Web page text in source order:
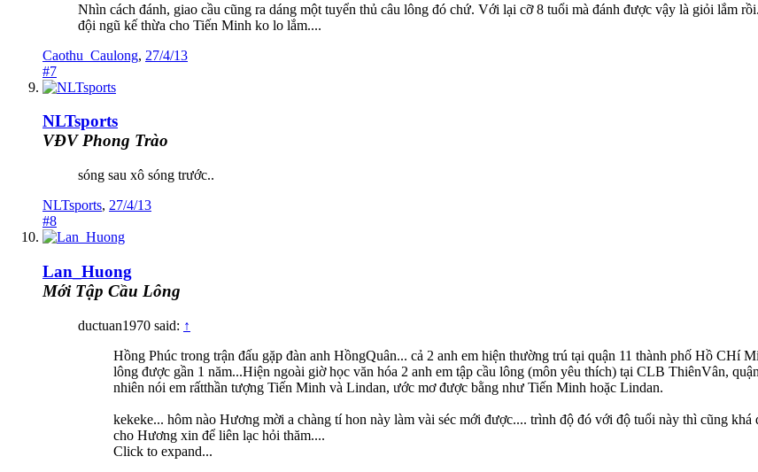
Nhìn cách đánh, giao cầu cũng ra dáng một tuyển thủ câu lông đó chứ. Với lại cỡ 8 tuổi mà đánh được vậy là giỏi lắm
đội ngũ kế thừa cho Tiến Minh ko lo lắm....
Caothu_Caulong, 27/4/13
#7
NLTsports
VĐV Phong Trào
sóng sau xô sóng trước..
NLTsports, 27/4/13
#8
Lan_Huong
Mới Tập Cầu Lông
ductuan1970 said: ↑
Hồng Phúc trong trận đấu gặp đàn anh HồngQuân... cả 2 anh em hiện thường trú tại quận 11 thành phố Hồ CHí
lông được gần 1 năm...Hiện ngoài giờ học văn hóa 2 anh em tập cầu lông (môn yêu thích) tại CLB ThiênVân,
nhiên nói em rấtthần tượng Tiến Minh và Lindan, ước mơ được bằng như Tiến Minh hoặc Lindan.
kekeke... hôm nào Hương mời a chàng tí hon này làm vài séc mới được.... trình độ đó với độ tuổi này thì cũng
cho Hương xin để liên lạc hỏi thăm....
Click to expand...